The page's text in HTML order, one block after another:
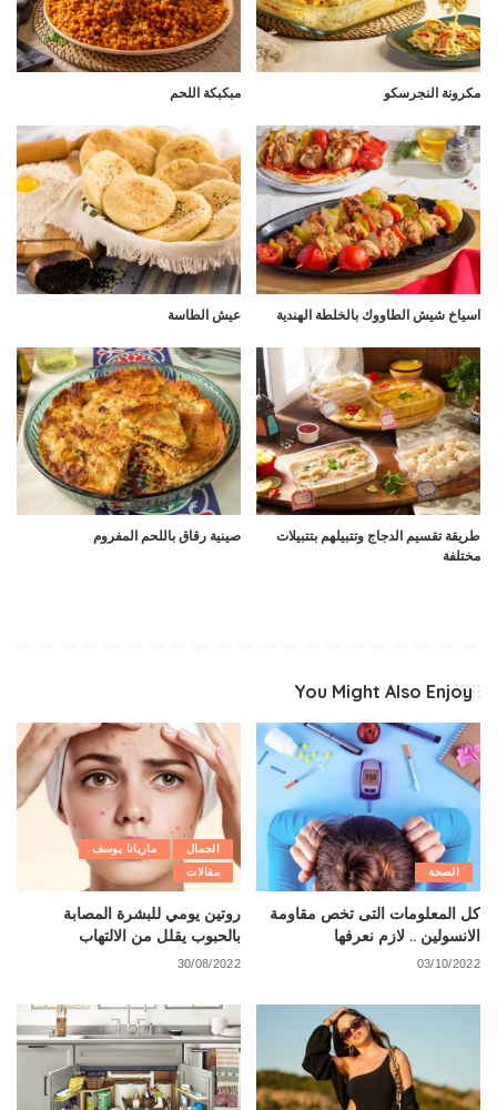
مكرونة النجرسكو مبكبكة اللحم
اسياخ شيش الطاووك بالخلطة الهندية عيش الطاسة
طريقة تقسيم الدجاج وتتبيلهم بتتبيلات
مختلفة
صينية رقاق باللحم المفروم
You Might Also Enjoy
الصحة
كل المعلومات التى تخص مقاومة
الانسولين .. لازم نعرفها
03/10/2022
الجمال
ماريانا يوسف
مقالات
روتين يومي للبشرة المصابة
بالحبوب يقلل من الالتهاب
30/08/2022